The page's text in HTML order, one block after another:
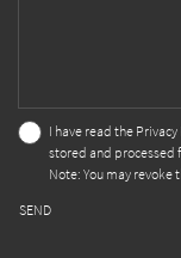
I have read the
stored and processed
Note: You may revoke
SEND